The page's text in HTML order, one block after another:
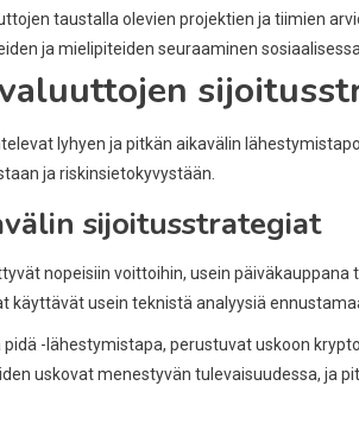
taustalla olevien projektien ja tiimien
ja mielipiteiden seuraaminen
lyhyen ja pitkän aikavälin
ja riskinsietokyvystään.
sijoitusstrategiat
nopeisiin voittoihin, usein
käyttävät usein teknistä analyysiä
-lähestymistapa, perustuvat uskoon
uskovat menestyvän tulevaisuudessa, ja